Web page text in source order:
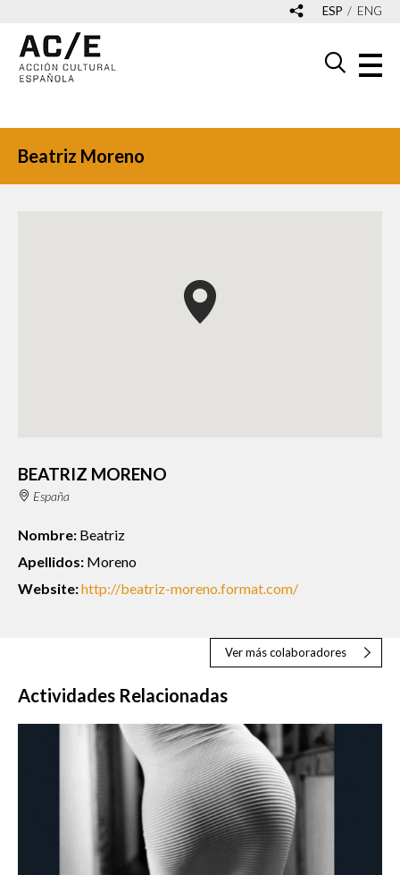
ESP ENG
Beatriz Moreno
BEATRIZ MORENO
España
Nombre: Beatriz
Apellidos: Moreno
Website:http://beatriz-moreno.format.com/
Ver más colaboradores
Actividades Relacionadas